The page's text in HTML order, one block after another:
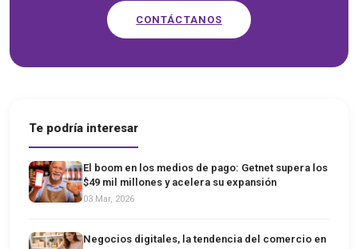
CONTÁCTANOS
Te podría interesar
El boom en los medios de pago: Getnet supera los
$49 mil millones y acelera su expansión
03 Mar, 2026
Negocios digitales, la tendencia del comercio en